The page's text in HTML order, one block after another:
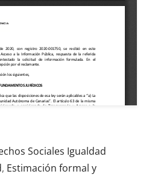
Sociales Igualdad
, Estimación formal y